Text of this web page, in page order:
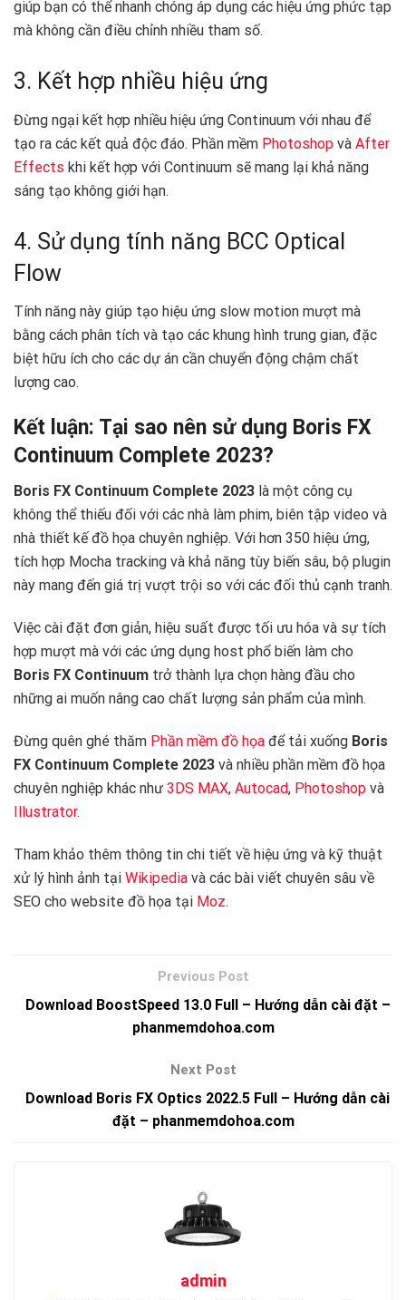
giúp bạn có thể nhanh chóng áp dụng các hiệu ứng phức tạp
mà không cần điều chỉnh nhiều tham số.
3. Kết hợp nhiều hiệu ứng
Đừng ngại kết hợp nhiều hiệu ứng Continuum với nhau để
tạo ra các kết quả độc đáo. Phần mềm Photoshop và After
Effects khi kết hợp với Continuum sẽ mang lại khả năng
sáng tạo không giới hạn.
4. Sử dụng tính năng BCC Optical
Flow
Tính năng này giúp tạo hiệu ứng slow motion mượt mà
bằng cách phân tích và tạo các khung hình trung gian, đặc
biệt hữu ích cho các dự án cần chuyển động chậm chất
lượng cao.
Kết luận: Tại sao nên sử dụng Boris FX
Continuum Complete 2023?
Boris FX Continuum Complete 2023 là một công cụ
không thể thiếu đối với các nhà làm phim, biên tập video và
nhà thiết kế đồ họa chuyên nghiệp. Với hơn 350 hiệu ứng,
tích hợp Mocha tracking và khả năng tùy biến sâu, bộ plugin
này mang đến giá trị vượt trội so với các đối thủ cạnh tranh.
Việc cài đặt đơn giản, hiệu suất được tối ưu hóa và sự tích
hợp mượt mà với các ứng dụng host phổ biến làm cho
Boris FX Continuum trở thành lựa chọn hàng đầu cho
những ai muốn nâng cao chất lượng sản phẩm của mình.
Đừng quên ghé thăm Phần mềm đồ họa để tải xuống Boris
FX Continuum Complete 2023 và nhiều phần mềm đồ họa
chuyên nghiệp khác như 3DS MAX, Autocad, Photoshop và
Illustrator.
Tham khảo thêm thông tin chi tiết về hiệu ứng và kỹ thuật
xử lý hình ảnh tại Wikipedia và các bài viết chuyên sâu về
SEO cho website đồ họa tại Moz.
Download BoostSpeed 13.0 Full – Hướng dẫn cài đặt –
phanmemdohoa.com
Download Boris FX Optics 2022.5 Full – Hướng dẫn cài
đặt – phanmemdohoa.com
admin